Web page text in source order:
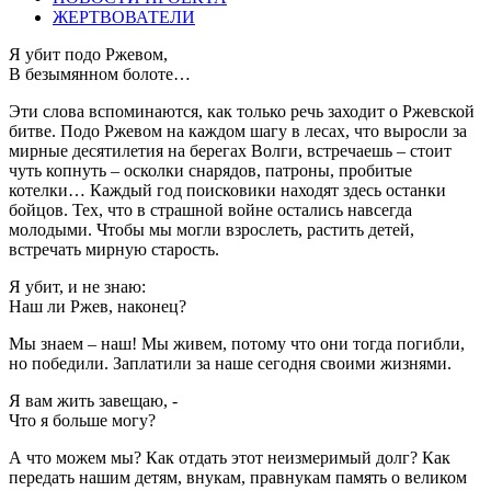
ЖЕРТВОВАТЕЛИ
Я убит подо Ржевом,
В безымянном болоте…
Эти слова вспоминаются, как только речь заходит о Ржевской
битве. Подо Ржевом на каждом шагу в лесах, что выросли за
мирные десятилетия на берегах Волги, встречаешь – стоит
чуть копнуть – осколки снарядов, патроны, пробитые
котелки… Каждый год поисковики находят здесь останки
бойцов. Тех, что в страшной войне остались навсегда
молодыми. Чтобы мы могли взрослеть, растить детей,
встречать мирную старость.
Я убит, и не знаю:
Наш ли Ржев, наконец?
Мы знаем – наш! Мы живем, потому что они тогда погибли,
но победили. Заплатили за наше сегодня своими жизнями.
Я вам жить завещаю, -
Что я больше могу?
А что можем мы? Как отдать этот неизмеримый долг? Как
передать нашим детям, внукам, правнукам память о великом